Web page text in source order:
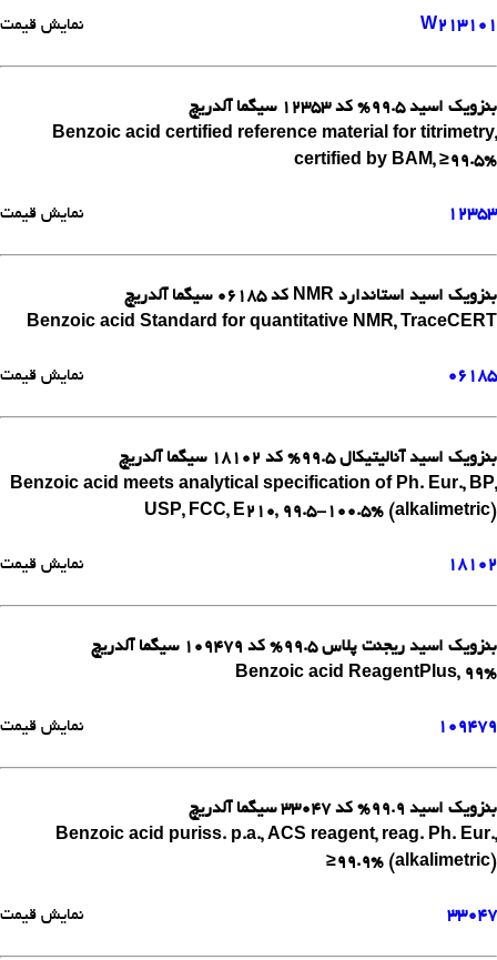
W213101 نمایش قیمت
بنزویک اسید 99.5% کد 12353 سیگما آلدریچ
Benzoic acid certified reference material for titrimetry,
certified by BAM, ≥99.5%
12353 نمایش قیمت
بنزویک اسید استاندارد NMR کد 06185 سیگما آلدریچ
Benzoic acid Standard for quantitative NMR, TraceCERT
06185 نمایش قیمت
بنزویک اسید آنالیتیکال 99.5% کد 18102 سیگما آلدریچ
Benzoic acid meets analytical specification of Ph. Eur., BP,
USP, FCC, E210, 99.5-100.5% (alkalimetric)
18102 نمایش قیمت
بنزویک اسید ریجنت پلاس 99.5% کد 109479 سیگما آلدریچ
Benzoic acid ReagentPlus, 99%
109479 نمایش قیمت
بنزویک اسید 99.9% کد 33047 سیگما آلدریچ
Benzoic acid puriss. p.a., ACS reagent, reag. Ph. Eur.,
≥99.9% (alkalimetric)
33047 نمایش قیمت